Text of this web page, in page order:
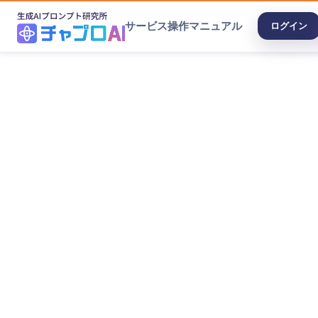
サービス操作マニュアル ログイン